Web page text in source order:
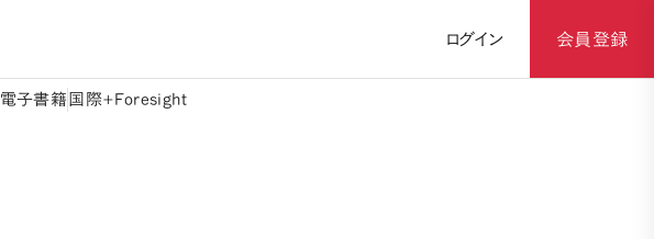
ログイン 会員登録
電子書籍 国際+Foresight